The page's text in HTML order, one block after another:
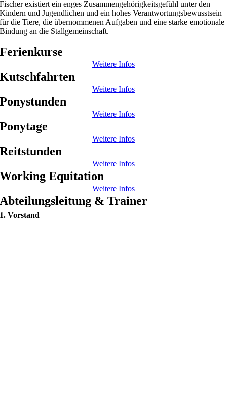
Fischer existiert ein enges Zusammengehörigkeitsgefühl unter den
Kindern und Jugendlichen und ein hohes Verantwortungsbewusstsein
für die Tiere, die übernommenen Aufgaben und eine starke emotionale
Bindung an die Stallgemeinschaft.
Ferienkurse
Weitere Infos
Kutschfahrten
Weitere Infos
Ponystunden
Weitere Infos
Ponytage
Weitere Infos
Reitstunden
Weitere Infos
Working Equitation
Weitere Infos
Abteilungsleitung & Trainer
1. Vorstand